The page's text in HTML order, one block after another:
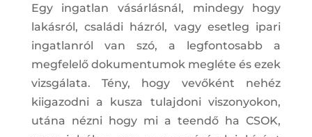
Egy ingatlan vásárlásnál, mindegy hogy
lakásról, családi házról, vagy esetleg ipari
ingatlanról van szó, a legfontosabb a
megfelelő dokumentumok megléte és ezek
vizsgálata. Tény, hogy vevőként nehéz
kiigazodni a kusza tulajdoni viszonyokon,
utána nézni hogy mi a teendő ha CSOK,